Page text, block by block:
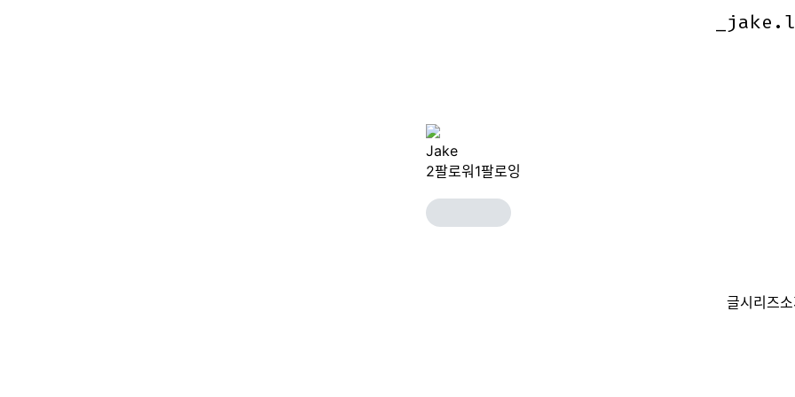
Jake
2팔로워 1팔로잉
글시리즈소